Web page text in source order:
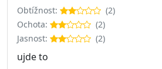
Obtížnost:
(2)
Ochota:
(2)
Jasnost:
(2)
ujde to